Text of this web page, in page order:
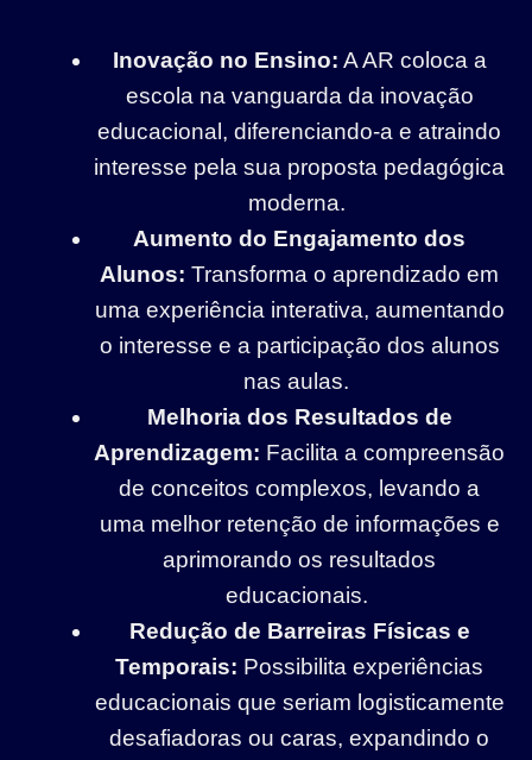
Inovação no Ensino: A AR coloca a
escola na vanguarda da inovação
educacional, diferenciando-a e atraindo
interesse pela sua proposta pedagógica
moderna.
Aumento do Engajamento dos
Alunos: Transforma o aprendizado em
uma experiência interativa, aumentando
o interesse e a participação dos alunos
nas aulas.
Melhoria dos Resultados de
Aprendizagem: Facilita a compreensão
de conceitos complexos, levando a
uma melhor retenção de informações e
aprimorando os resultados
educacionais.
Redução de Barreiras Físicas e
Temporais: Possibilita experiências
educacionais que seriam logisticamente
desafiadoras ou caras, expandindo o